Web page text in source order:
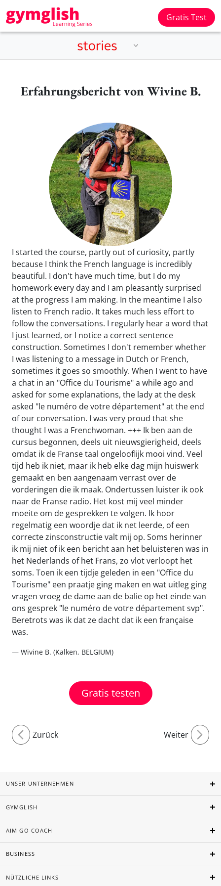
Gratis Test
Erfahrungsbericht von Wivine B.
I started the course, partly out of curiosity, partly
because I think the French language is incredibly
beautiful. I don't have much time, but I do my
homework every day and I am pleasantly surprised
at the progress I am making. In the meantime I also
listen to French radio. It takes much less effort to
follow the conversations. I regularly hear a word that
I just learned, or I notice a correct sentence
construction. Sometimes I don't remember whether
I was listening to a message in Dutch or French,
sometimes it goes so smoothly. When I went to have
a chat in an "Office du Tourisme" a while ago and
asked for some explanations, the lady at the desk
asked "le numéro de votre département" at the end
of our conversation. I was very proud that she
thought I was a Frenchwoman. +++ Ik ben aan de
cursus begonnen, deels uit nieuwsgierigheid, deels
omdat ik de Franse taal ongelooflijk mooi vind. Veel
tijd heb ik niet, maar ik heb elke dag mijn huiswerk
gemaakt en ben aangenaam verrast over de
vorderingen die ik maak. Ondertussen luister ik ook
naar de Franse radio. Het kost mij veel minder
moeite om de gesprekken te volgen. Ik hoor
regelmatig een woordje dat ik net leerde, of een
correcte zinsconstructie valt mij op. Soms herinner
ik mij niet of ik een bericht aan het beluisteren was in
het Nederlands of het Frans, zo vlot verloopt het
soms. Toen ik een tijdje geleden in een "Office du
Tourisme" een praatje ging maken en wat uitleg ging
vragen vroeg de dame aan de balie op het einde van
ons gesprek "le numéro de votre département svp".
Beretrots was ik dat ze dacht dat ik een française
was.
— Wivine B. (Kalken, BELGIUM)
Gratis testen
Zurück Weiter
UNSER UNTERNEHMEN
GYMGLISH
AIMIGO COACH
BUSINESS
NÜTZLICHE LINKS